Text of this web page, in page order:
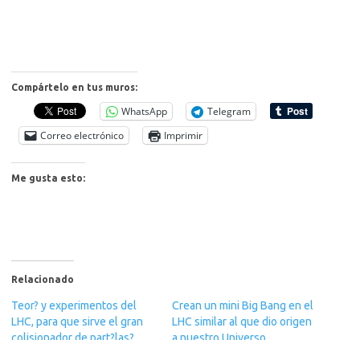
Compártelo en tus muros:
WhatsApp
Telegram
Correo electrónico
Imprimir
Me gusta esto:
Relacionado
Teor? y experimentos del
LHC, para que sirve el gran
colisionador de part?las?
Crean un mini Big Bang en el
LHC similar al que dio origen
a nuestro Universo